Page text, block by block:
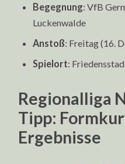
Begegnung: VfB
Luckenwalde
Anstoß: Freitag (16.
Spielort:
Regionalliga
Tipp:
Ergebnisse